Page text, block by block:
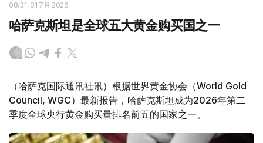
08:31, 31 7月 2026
哈萨克斯坦是全球五大黄金购买国之一
（哈萨克国际通讯社讯）根据世界黄金协会（World Gold
Council, WGC）最新报告，哈萨克斯坦成为2026年第二
季度全球央行黄金购买量排名前五的国家之一。